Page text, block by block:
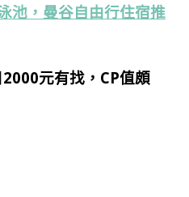
池，曼谷自由行住宿推
元有找，CP值頗